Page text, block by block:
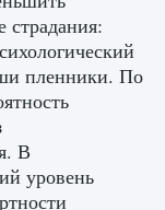
пленники. По
В
уровень